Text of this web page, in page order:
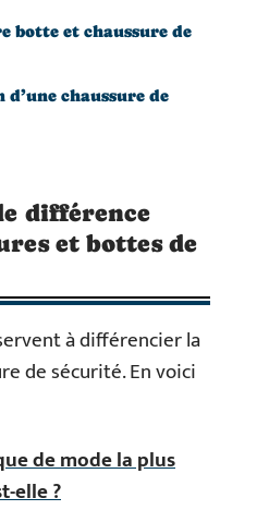
botte et chaussure de
d’une chaussure de
différence
et bottes de
à différencier la
de sécurité. En voici
de mode la plus
elle ?